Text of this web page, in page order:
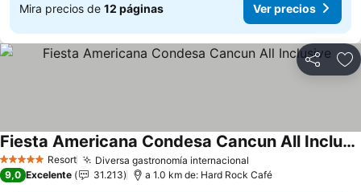
Mira precios de 12 páginas Ver precios
Compartir
5 Estrellas Resort Diversa gastronomía internacional
Fiesta Americana Condesa Cancun All Inclusive
Ver precios
9,0 Excelente 31.213 a 1.0 km de: Hard Rock Café